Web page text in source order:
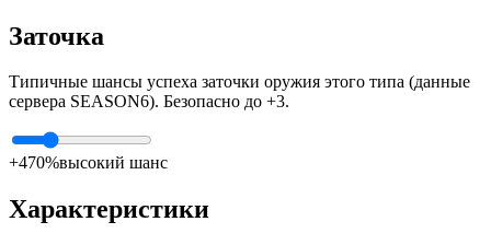
Заточка
Типичные шансы успеха заточки оружия этого типа (данные
сервера SEASON6). Безопасно до +3.
+470%высокий шанс
Характеристики